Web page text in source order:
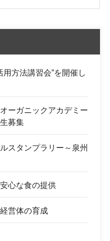
方法講習会”を開催し
ーガニックアカデミー
募集
スタンプラリー～泉州
心な食の提供
営体の育成